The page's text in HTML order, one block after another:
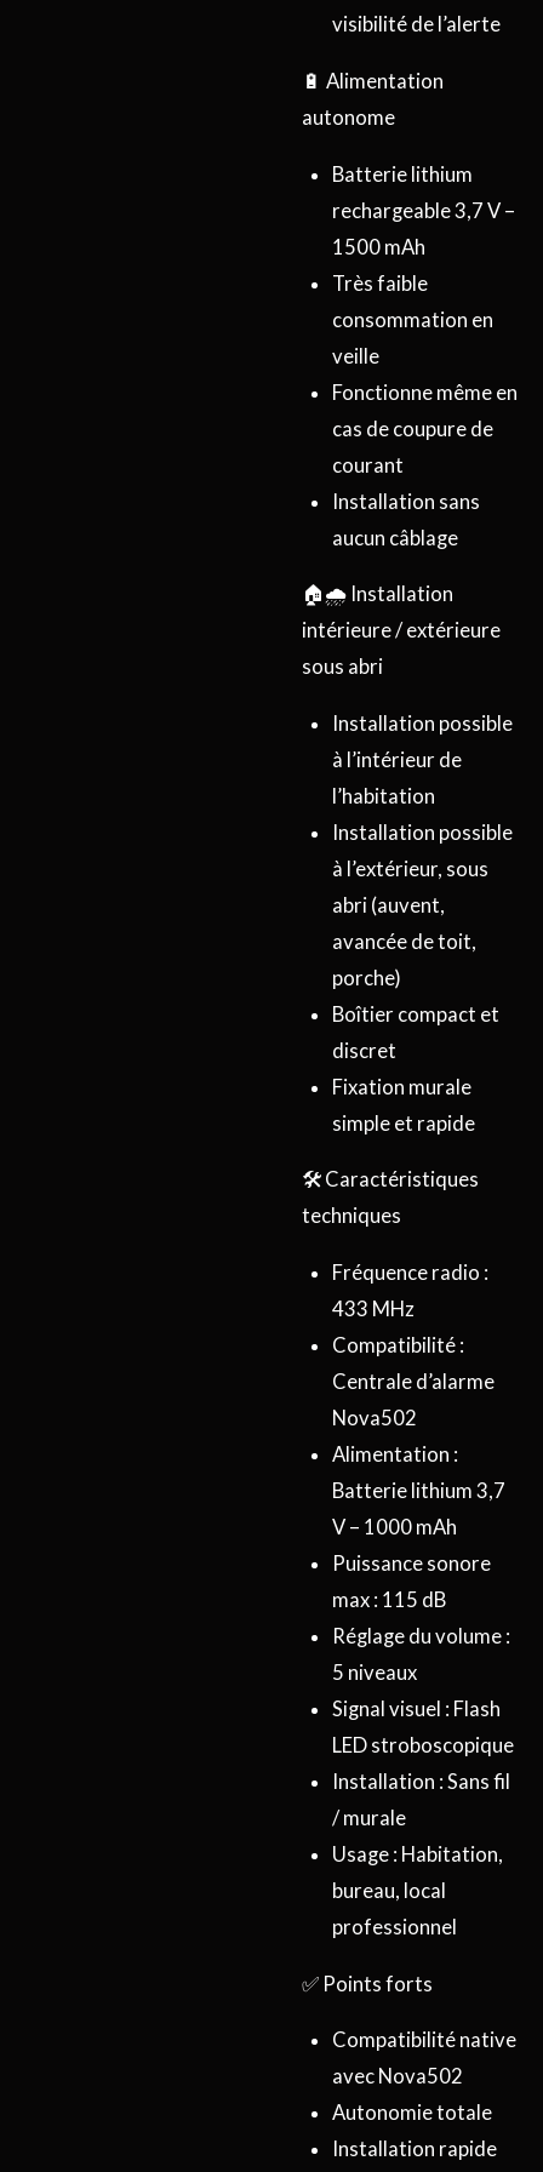
visibilité de l’alerte
🔋 Alimentation
autonome
Batterie lithium
rechargeable 3,7 V –
1500 mAh
Très faible
consommation en
veille
Fonctionne même en
cas de coupure de
courant
Installation sans
aucun câblage
🏠🌧️ Installation
intérieure / extérieure
sous abri
Installation possible
à l’intérieur de
l’habitation
Installation possible
à l’extérieur, sous
abri (auvent,
avancée de toit,
porche)
Boîtier compact et
discret
Fixation murale
simple et rapide
🛠️ Caractéristiques
techniques
Fréquence radio :
433 MHz
Compatibilité :
Centrale d’alarme
Nova502
Alimentation :
Batterie lithium 3,7
V – 1000 mAh
Puissance sonore
max : 115 dB
Réglage du volume :
5 niveaux
Signal visuel : Flash
LED stroboscopique
Installation : Sans fil
/ murale
Usage : Habitation,
bureau, local
professionnel
✅ Points forts
Compatibilité native
avec Nova502
Autonomie totale
Installation rapide